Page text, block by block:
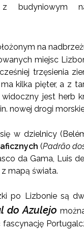
na
miejsc
trzęsienia
kilka pięter, a z
jest herb
nowej drogi
w dzielnicy
(Padrão
da Gama, Luis
mapą świata.
po Lizbonie są
do Azulejo